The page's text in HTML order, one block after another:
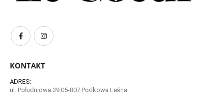
KONTAKT
ADRES:
ul. Południowa 39 05-807 Podkowa Leśna